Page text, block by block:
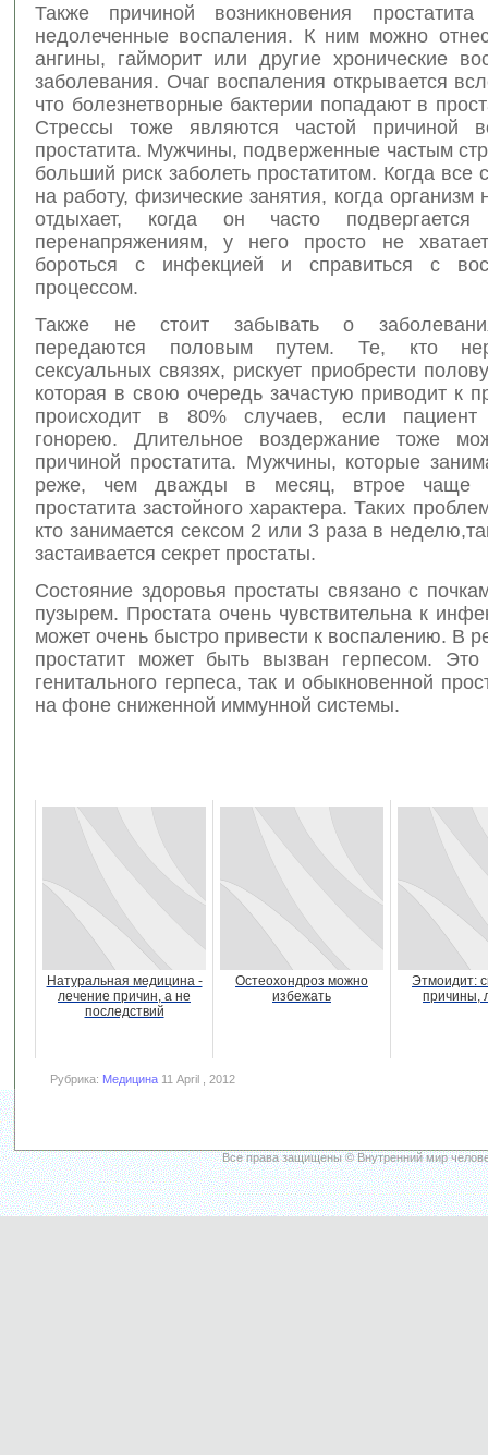
Также причиной возникновения
недолеченные воспаления. К ним можно
ангины, гайморит или другие хронические
заболевания. Очаг воспаления открывается
что болезнетворные бактерии попадают в
Стрессы тоже являются частой причиной
простатита. Мужчины, подверженные частым
больший риск заболеть простатитом. Когда все
на работу, физические занятия, когда организм
отдыхает, когда он часто подвергается
перенапряжениям, у него просто не
бороться с инфекцией и справиться с
процессом.
Также не стоит забывать о
передаются половым путем. Те, кто
сексуальных связях, рискует приобрести
которая в свою очередь зачастую приводит к
происходит в 80% случаев, если
гонорею. Длительное воздержание тоже
причиной простатита. Мужчины, которые
реже, чем дважды в месяц, втрое чаще
простатита застойного характера. Таких
кто занимается сексом 2 или 3 раза в
застаивается секрет простаты.
Состояние здоровья простаты связано с
пузырем. Простата очень чувствительна к
может очень быстро привести к воспалению. В
простатит может быть вызван герпесом. Это
генитального герпеса, так и обыкновенной
на фоне сниженной иммунной системы.
Натуральная медицина -
лечение причин, а не
последствий
Остеохондроз можно
избежать
Этмоидит:
причины,
Рубрика: Медицина 11 April , 2012
Все права защищены © Внутренний мир